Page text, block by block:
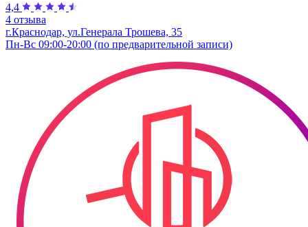
4,4
4 отзыва
г.Краснодар, ул.Генерала Трошева, 35
Пн-Вс 09:00-20:00 (по предварительной записи)